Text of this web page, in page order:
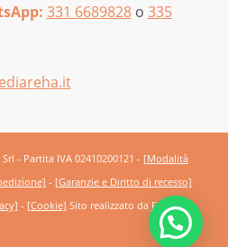
331 6689828o 335
- Partita IVA 02410200121 - [Modalità
- [Garanzie e Diritto di recesso]
- [Cookie] Sito realizzato da Frutti